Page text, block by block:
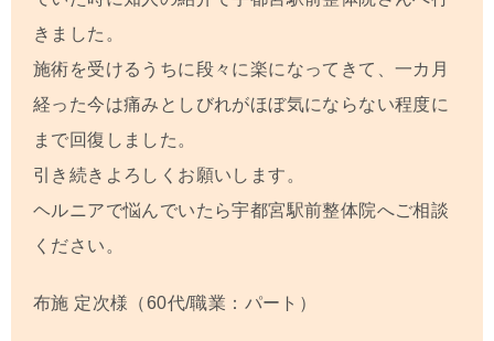
きました。
施術を受けるうちに段々に楽になってきて、一カ月
経った今は痛みとしびれがほぼ気にならない程度に
まで回復しました。
引き続きよろしくお願いします。
ヘルニアで悩んでいたら宇都宮駅前整体院へご相談
ください。
布施 定次様（60代/職業：パート）